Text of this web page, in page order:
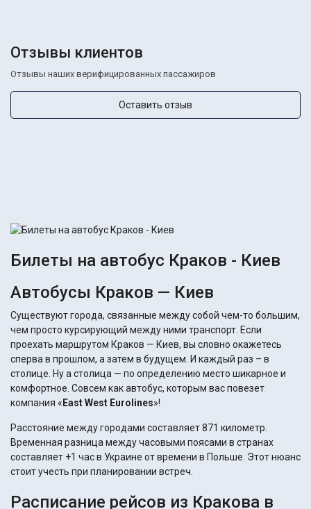
Отзывы клиентов
Отзывы наших верифицированных пассажиров
Оставить отзыв
Билеты на автобус Краков - Киев
Автобусы Краков — Киев
Существуют города, связанные между собой чем-то большим,
чем просто курсирующий между ними транспорт. Если
проехать маршрутом Краков — Киев, вы словно окажетесь
сперва в прошлом, а затем в будущем. И каждый раз – в
столице. Ну а столица — по определению место шикарное и
комфортное. Совсем как автобус, которым вас повезет
компания « East West Eurolines»!
Расстояние между городами составляет 871 километр.
Временная разница между часовыми поясами в странах
составляет +1 час в Украине от времени в Польше. Этот нюанс
стоит учесть при планировании встреч.
Расписание рейсов из Кракова в